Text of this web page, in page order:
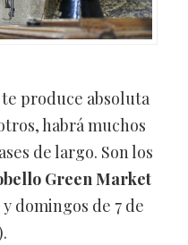
produce absoluta
habrá muchos
de largo. Son los
Green Market
domingos de 7 de